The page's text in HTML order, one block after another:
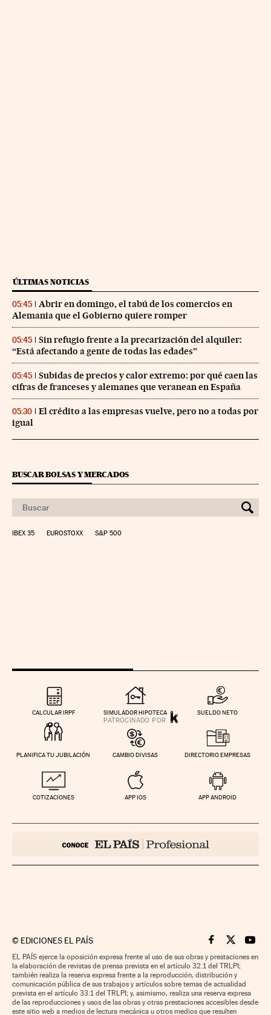
ÚLTIMAS NOTICIAS
05:45
Abrir en domingo, el tabú de los comercios en
Alemania que el Gobierno quiere romper
05:45
Sin refugio frente a la precarización del alquiler:
“Está afectando a gente de todas las edades”
05:45
Subidas de precios y calor extremo: por qué caen las
cifras de franceses y alemanes que veranean en España
05:30
El crédito a las empresas vuelve, pero no a todas por
igual
BUSCAR BOLSAS Y MERCADOS
IBEX 35 EUROSTOXX S&P 500
CALCULAR IRPF SIMULADOR HIPOTECA SUELDO NETO
PLANIFICA TU JUBILACIÓN CAMBIO DIVISAS DIRECTORIO EMPRESAS
COTIZACIONES APP IOS APP ANDROID
© EDICIONES EL PAÍS Cinco Días en
Cinco Días
Cinco
EL PAÍS ejerce la oposición expresa frente al uso de sus obras y prestaciones en
la elaboración de revistas de prensa prevista en el artículo 32.1 del TRLPI;
también realiza la reserva expresa frente a la reproducción, distribución y
comunicación pública de sus trabajos y artículos sobre temas de actualidad
prevista en el artículo 33.1 del TRLPI; y, asimismo, realiza una reserva expresa
de las reproducciones y usos de las obras y otras prestaciones accesibles desde
este sitio web a medios de lectura mecánica u otros medios que resulten